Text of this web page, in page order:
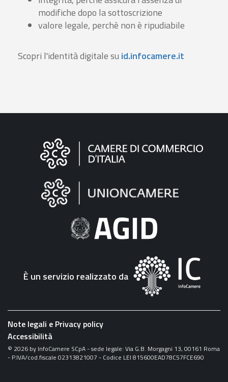
modifiche dopo la sottoscrizione
valore legale, perchè non è ripudiabile
Scopri l'identità digitale su id.infocamere.it
Informazioni
"Fattura
Elettronica"
È un servizio realizzato da
Note legali e Privacy policy
Accessibilità
© 2026 by InfoCamere SCpA - sede legale: Via G.B. Morgagni 13, 00161 Roma
- P.IVA/cod.fiscale 02313821007 - Codice LEI 815600EAD78C57FCE690